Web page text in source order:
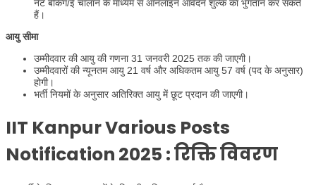
नेट बैंकिंग/ई चालान के माध्यम से ऑनलाइन आवेदन शुल्क का भुगतान कर सकते
हैं।
आयु सीमा
उम्मीदवार की आयु की गणना 31 जनवरी 2025 तक की जाएगी।
उम्मीदवारों की न्यूनतम आयु 21 वर्ष और अधिकतम आयु 57 वर्ष (पद के अनुसार)
होगी।
भर्ती नियमों के अनुसार अतिरिक्त आयु में छूट प्रदान की जाएगी।
IIT Kanpur Various Posts
Notification 2025 : रिक्ति विवरण